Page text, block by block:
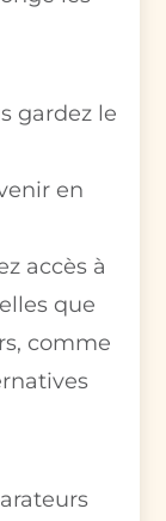
gardez le
en
accès à
que
comme